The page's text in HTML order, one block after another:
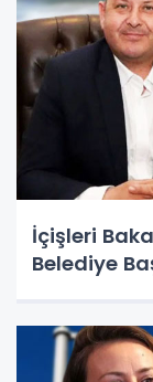
İçişleri
Belediye